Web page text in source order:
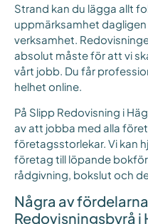
Strand kan du lägga allt
uppmärksamhet
verksamhet.
absolut måste för att vi
vårt jobb. Du får
helhet online.
På Slipp Redovisning i
av att jobba med alla
företagsstorlekar. Vi kan
företag till löpande
rådgivning, bokslut och
Några av
Redovisningsbyrå i